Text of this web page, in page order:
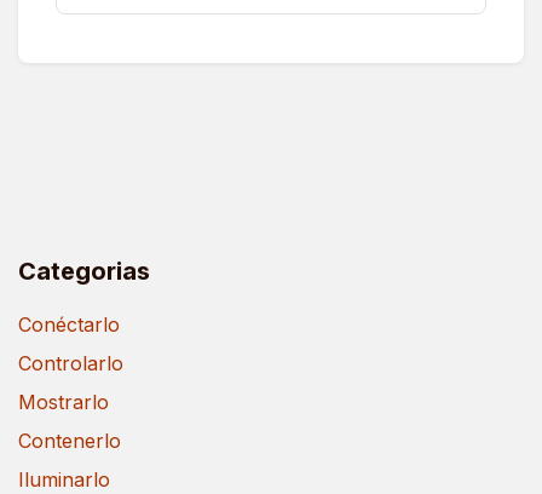
Categorias
Conéctarlo
Controlarlo
Mostrarlo
Contenerlo
Iluminarlo